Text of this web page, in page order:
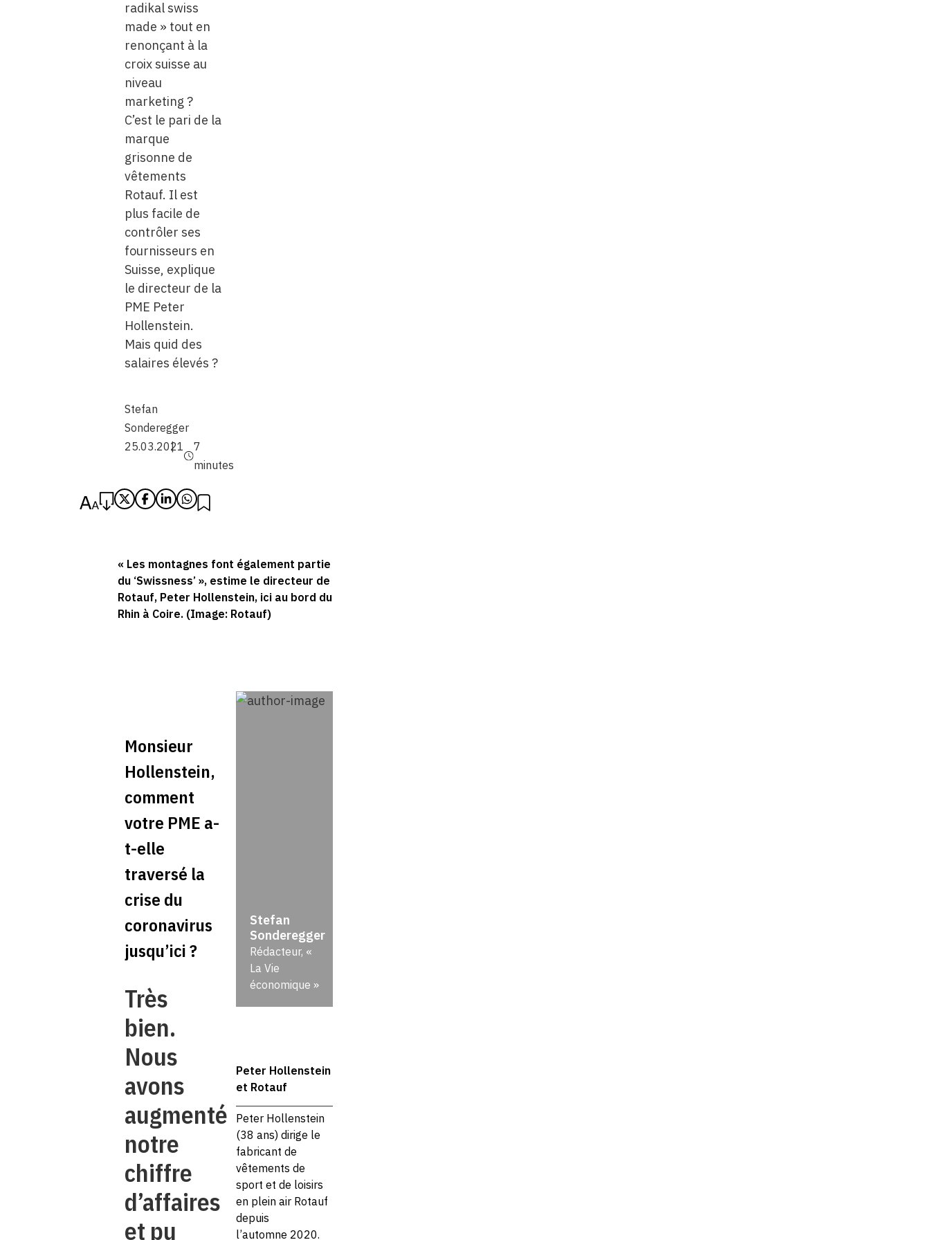
radikal swiss
made » tout en
renonçant à la
croix suisse au
niveau
marketing ?
C’est le pari de la
marque
grisonne de
vêtements
Rotauf. Il est
plus facile de
contrôler ses
fournisseurs en
Suisse, explique
le directeur de la
PME Peter
Hollenstein.
Mais quid des
salaires élevés ?
Stefan
Sonderegger
25.03.2021
7
minutes
« Les montagnes font également partie
du ‘Swissness’ », estime le directeur de
Rotauf, Peter Hollenstein, ici au bord du
Rhin à Coire. (Image: Rotauf)
Monsieur
Hollenstein,
comment
votre PME a-
t-elle
traversé la
crise du
coronavirus
jusqu’ici ?
Très
bien.
Nous
avons
augmenté
notre
chiffre
d’affaires
et pu
Stefan
Sonderegger
Rédacteur, «
La Vie
économique »
Peter Hollenstein
et Rotauf
Peter Hollenstein
(38 ans) dirige le
fabricant de
vêtements de
sport et de loisirs
en plein air Rotauf
depuis
l’automne 2020.